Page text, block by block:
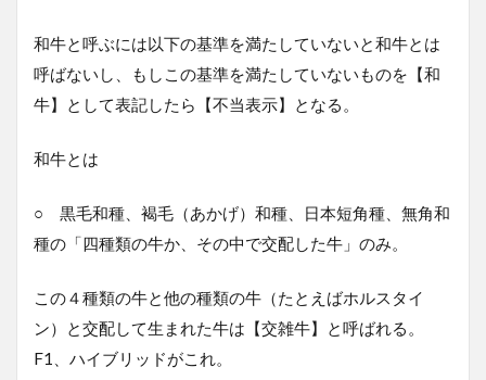
破るか
1.0.4
店員も
いのが
2
ま
め
和牛と呼ぶには以下の基準を満たしていないと和牛とは
呼ばないし、もしこの基準を満たしていないものを【和
牛】として表記したら【不当表示】となる。
和牛とは
○ 黒毛和種、褐毛（あかげ）和種、日本短角種、無角和
種の「四種類の牛か、その中で交配した牛」のみ。
この４種類の牛と他の種類の牛（たとえばホルスタイ
ン）と交配して生まれた牛は【交雑牛】と呼ばれる。
F1、ハイブリッドがこれ。